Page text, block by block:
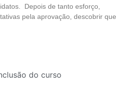
Depois de tanto esforço,
pela aprovação, descobrir que